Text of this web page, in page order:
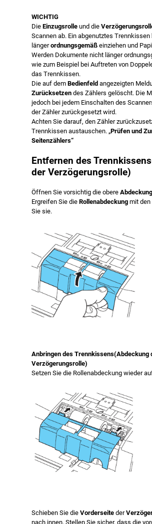
WICHTIG
DieEinzugsrolleund die
Scannen ab. Ein abgenutztes
längerordnungsgemäßeinziehen und
Werden Dokumente nicht länger
wie zum Beispiel bei Auftreten von
das Trennkissen.
Die auf demBedienfeld angezeigten
Zurücksetzendes Zählers gelöscht. Die
jedoch bei jedem Einschalten des
der Zähler zurückgesetzt wird.
Achten Sie darauf, den Zähler
Trennkissen austauschen. „Prüfen und
Seitenzählers“
Entfernen des
der Verzögerungsrolle)
Öffnen Sie vorsichtig die obereAbdeckung
Ergreifen Sie dieRollenabdeckungmit
Sie sie.
Anbringen des Trennkissens(Abdeckung
Verzögerungsrolle)
Setzen Sie die Rollenabdeckung wieder
Schieben Sie dieVorderseiteder
nach innen. Stellen Sie sicher, dass die